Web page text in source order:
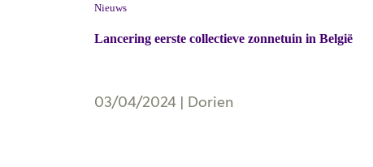
Nieuws
Lancering eerste collectieve zonnetuin in België
03/04/2024| Dorien